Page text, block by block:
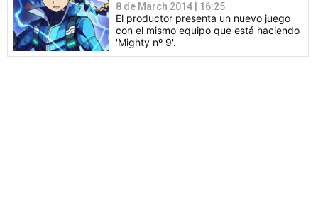
8 de March 2014 | 16:25
El productor presenta un nuevo juego
con el mismo equipo que está haciendo
'Mighty nº 9'.